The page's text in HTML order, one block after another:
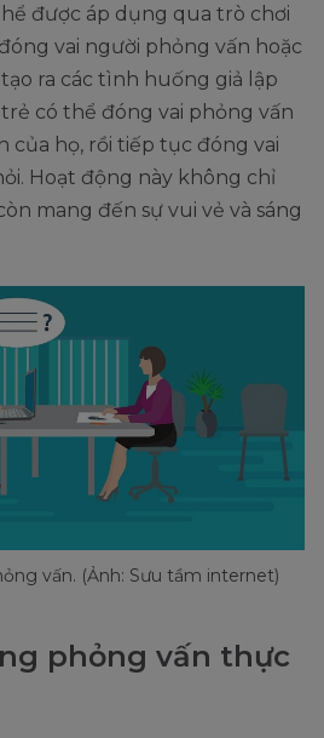
được áp dụng qua trò chơi
vai người phỏng vấn hoặc
ra các tình huống giả lập
có thể đóng vai phỏng vấn
của họ, rồi tiếp tục đóng vai
Hoạt động này không chỉ
mang đến sự vui vẻ và sáng
vấn. (Ảnh: Sưu tầm internet)
phỏng vấn thực